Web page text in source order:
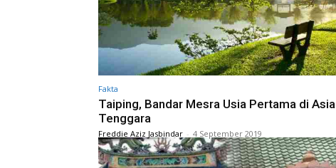
Fakta
Taiping, Bandar Mesra Usia Pertama di Asia
Tenggara
Freddie Aziz Jasbindar - 4 September 2019